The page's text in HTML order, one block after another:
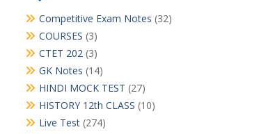
Competitive Exam Notes (32)
COURSES (3)
CTET 202(3)
GK Notes (14)
HINDI MOCK TEST (27)
HISTORY 12th CLASS (10)
Live Test(274)